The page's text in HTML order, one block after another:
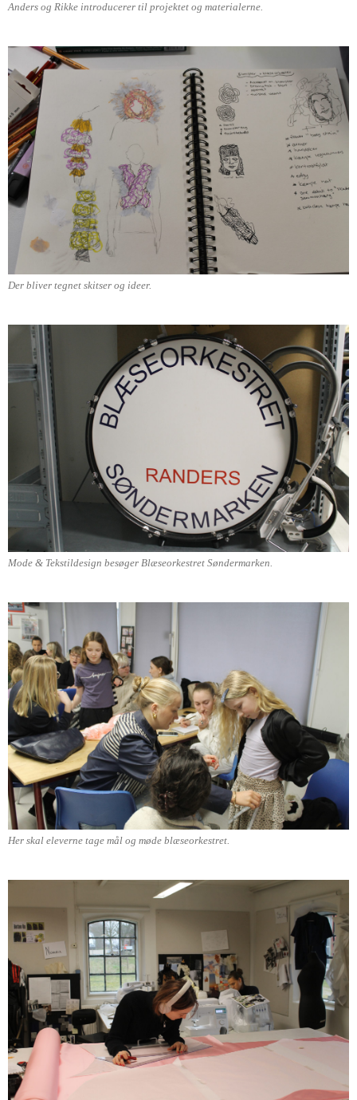
Anders og Rikke introducerer til projektet og materialerne.
Der bliver tegnet skitser og ideer.
Mode & Tekstildesign besøger Blæseorkestret Søndermarken.
Her skal eleverne tage mål og møde blæseorkestret.